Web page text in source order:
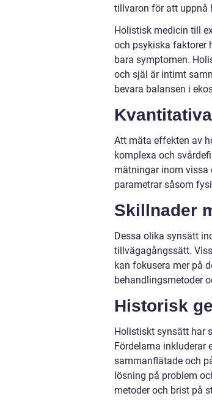
tillvaron för att uppnå
Holistisk medicin till
och psykiska faktorer
bara symptomen.
och själ är intimt
bevara balansen i
Att mäta effekten av
komplexa och
mätningar inom vissa
parametrar såsom
Skillnader
Dessa olika synsätt
tillvägagångssätt.
kan fokusera mer på
behandlingsmetoder
Historisk
Holistiskt synsätt har
Fördelarna inkluderar
sammanflätade och
lösning på problem
metoder och brist på